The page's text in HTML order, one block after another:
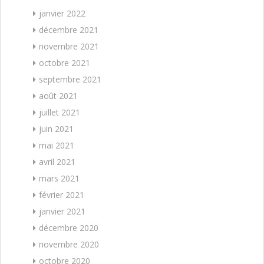
janvier 2022
décembre 2021
novembre 2021
octobre 2021
septembre 2021
août 2021
juillet 2021
juin 2021
mai 2021
avril 2021
mars 2021
février 2021
janvier 2021
décembre 2020
novembre 2020
octobre 2020